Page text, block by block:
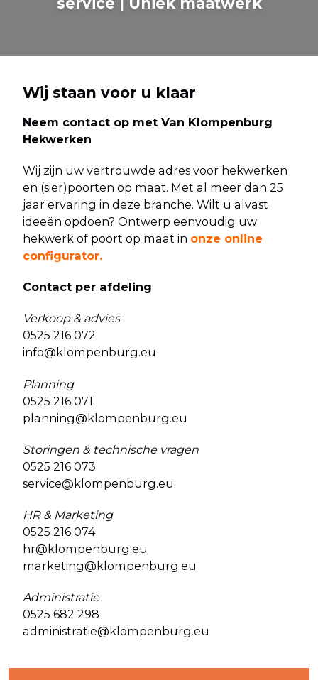
Wij staan voor u klaar
Neem contact op met Van Klompenburg
Hekwerken
Wij zijn uw vertrouwde adres voor hekwerken
en (sier)poorten op maat. Met al meer dan 25
jaar ervaring in deze branche. Wilt u alvast
ideeën opdoen? Ontwerp eenvoudig uw
hekwerk of poort op maat in onze online
configurator.
Contact per afdeling
Verkoop & advies
0525 216 072
info@klompenburg.eu
Planning
0525 216 071
planning@klompenburg.eu
Storingen & technische vragen
0525 216 073
service@klompenburg.eu
HR & Marketing
0525 216 074
hr@klompenburg.eu
marketing@klompenburg.eu
Administratie
0525 682 298
administratie@klompenburg.eu